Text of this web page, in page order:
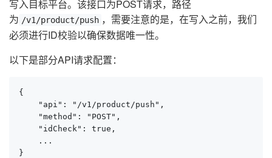
写入目标平台。该接口为POST请求，路径
为 /v1/product/push ，需要注意的是，在写入之前，我们
必须进行ID校验以确保数据唯一性。
以下是部分API请求配置：
{
    "api": "/v1/product/push",
    "method": "POST",
    "idCheck": true,
    ...
}